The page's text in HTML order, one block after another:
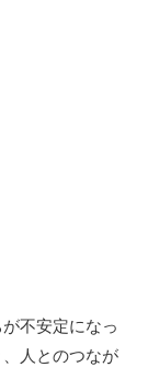
不安定になっ
人とのつなが